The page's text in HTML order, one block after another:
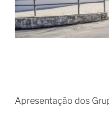
Apresentação dos